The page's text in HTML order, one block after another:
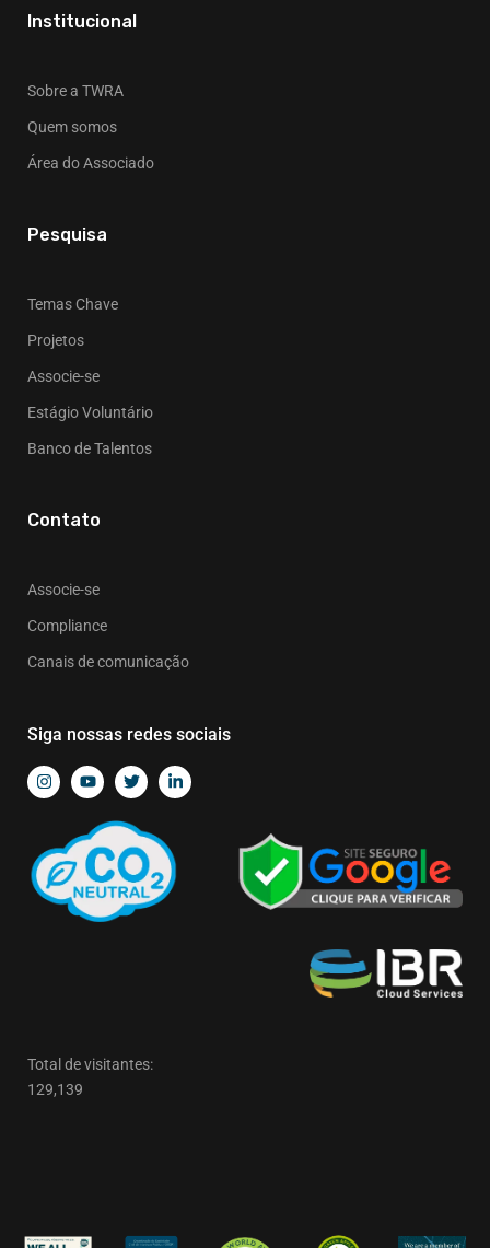
Institucional
Sobre a TWRA
Quem somos
Área do Associado
Pesquisa
Temas Chave
Projetos
Associe-se
Estágio Voluntário
Banco de Talentos
Contato
Associe-se
Compliance
Canais de comunicação
Siga nossas redes sociais
Total de visitantes:
129,139